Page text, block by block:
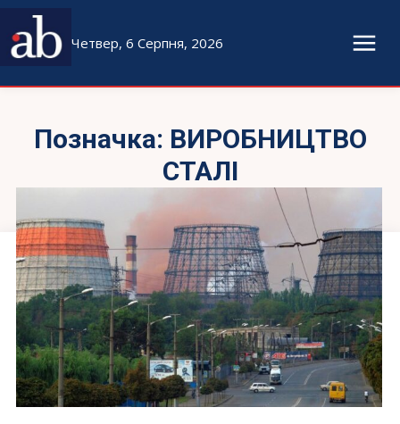
Четвер, 6 Серпня, 2026
Позначка: ВИРОБНИЦТВО
СТАЛІ